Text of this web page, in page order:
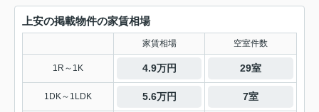
上安の掲載物件の家賃相場
家賃相場 空室件数
1R～1K 4.9万円 29室
1DK～1LDK 5.6万円 7室